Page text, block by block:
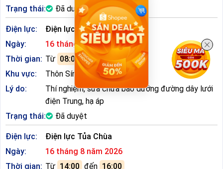
Trạng thái: Đã duyệt
Điện lực:
Điện lực Tủa Chùa
Ngày:
16 tháng 8 năm 2026
Thời gian: Từ 08:00 đến 10:00
Khu vực:
Thôn Sín Sủ xã Xá Nhè
Lý do:
Thí nghiệm, sửa chữa bảo dưỡng đường dây lưới
điện Trung, hạ áp
Trạng thái:
Đã duyệt
Điện lực:
Điện lực Tủa Chùa
Ngày:
16 tháng 8 năm 2026
Thời gian: Từ 14:00 đến 16:00